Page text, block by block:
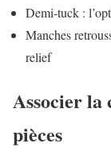
Demi-tuck :
Manches
relief
Associer la
pièces